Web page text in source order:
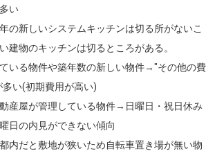
い
の新しいシステムキッチンは切る所がないこ
建物のキッチンは切るところがある。
いる物件や築年数の新しい物件→"その他の費
多い(初期費用が高い)
産屋が管理している物件→日曜日・祝日休み
日の内見ができない傾向
内だと敷地が狭いため自転車置き場が無い物